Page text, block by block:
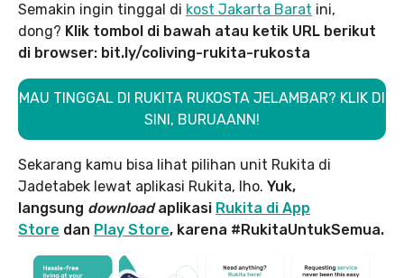
Semakin ingin tinggal di kost Jakarta Barat ini,
dong? Klik tombol di bawah atau ketik URL berikut
di browser: bit.ly/coliving-rukita-rukosta
MAU TINGGAL DI RUKITA RUKOSTA JELAMBAR? KLIK DI
SINI, BURUAANN!
Sekarang kamu bisa lihat pilihan unit Rukita di
Jadetabek lewat aplikasi Rukita, lho. Yuk,
langsung downloadaplikasi Rukita di App
Store dan Play Store, karena #RukitaUntukSemua.